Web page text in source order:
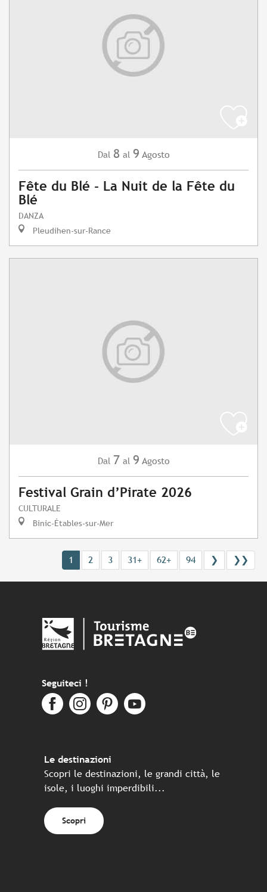
Dal 8 al 9 Agosto
Fête du Blé - La Nuit de la Fête du
Blé
DANZA
Pleudihen-sur-Rance
Dal 7 al 9 Agosto
Festival Grain d’Pirate 2026
CULTURALE
Binic-Étables-sur-Mer
1 2 3 31+ 62+ 94 ❯ ❯❯
Seguiteci !
Le destinazioni
Scopri le destinazioni, le grandi città, le
isole, i luoghi imperdibili...
Scopri